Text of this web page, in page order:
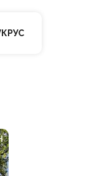
TWITTER
РУС